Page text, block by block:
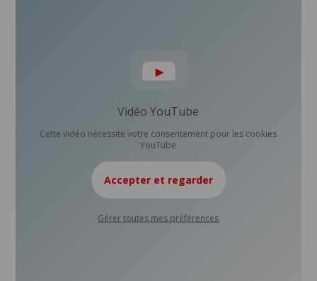
Vidéo YouTube
Cette vidéo nécessite votre consentement pour les cookies
YouTube
Accepter et regarder
Gérer toutes mes préférences